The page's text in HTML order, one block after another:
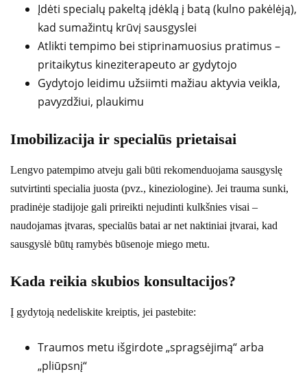
Įdėti specialų pakeltą įdėklą į batą (kulno pakėlėją),
kad sumažintų krūvį sausgyslei
Atlikti tempimo bei stiprinamuosius pratimus –
pritaikytus kineziterapeuto ar gydytojo
Gydytojo leidimu užsiimti mažiau aktyvia veikla,
pavyzdžiui, plaukimu
Imobilizacija ir specialūs prietaisai
Lengvo patempimo atveju gali būti rekomenduojama sausgyslę
sutvirtinti specialia juosta (pvz., kineziologine). Jei trauma sunki,
pradinėje stadijoje gali prireikti nejudinti kulkšnies visai –
naudojamas įtvaras, specialūs batai ar net naktiniai įtvarai, kad
sausgyslė būtų ramybės būsenoje miego metu.
Kada reikia skubios konsultacijos?
Į gydytoją nedeliskite kreiptis, jei pastebite:
Traumos metu išgirdote „spragsėjimą“ arba
„pliūpsnį“